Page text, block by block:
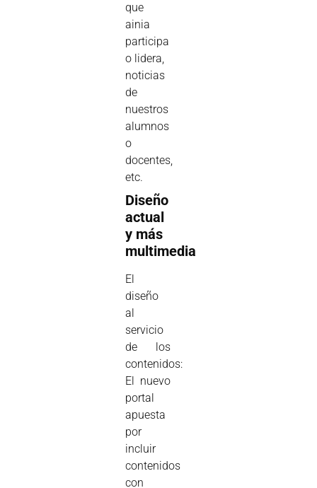
que
ainia
participa
o lidera,
noticias
de
nuestros
alumnos
o
docentes,
etc.
Diseño
actual
y más
multimedia
El
diseño
al
servicio
de los
contenidos:
El nuevo
portal
apuesta
por
incluir
contenidos
con